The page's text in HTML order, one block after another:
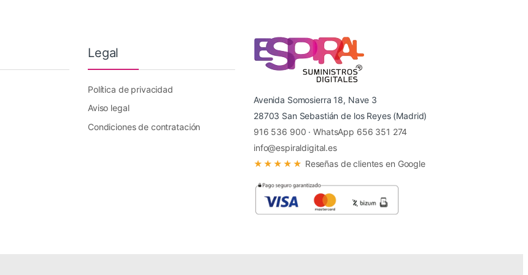
Legal
Política de privacidad
Aviso legal
Condiciones de contratación
Avenida Somosierra 18, Nave 3
28703 San Sebastián de los Reyes (Madrid)
916 536 900 ·WhatsApp 656 351 274
info@espiraldigital.es
★★★★★ Reseñas de clientes en Google